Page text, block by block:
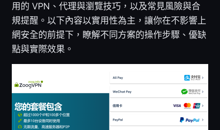
用的 VPN、代理與瀏覽技巧，以及常見風險與合
規提醒。以下內容以實用性為主，讓你在不影響上
網安全的前提下，瞭解不同方案的操作步驟、優缺
點與實際效果。